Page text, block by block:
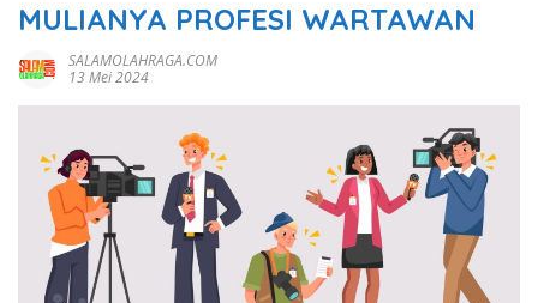
MULIANYA PROFESI WARTAWAN
SALAMOLAHRAGA.COM
13 Mei 2024